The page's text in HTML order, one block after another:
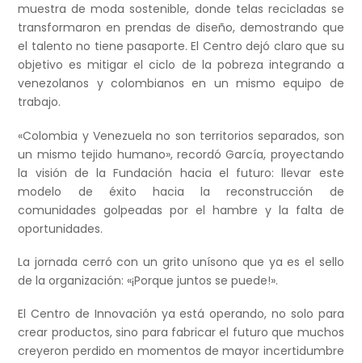
muestra de moda sostenible, donde telas recicladas se
transformaron en prendas de diseño, demostrando que
el talento no tiene pasaporte. El Centro dejó claro que su
objetivo es mitigar el ciclo de la pobreza integrando a
venezolanos y colombianos en un mismo equipo de
trabajo.
«Colombia y Venezuela no son territorios separados, son
un mismo tejido humano», recordó García, proyectando
la visión de la Fundación hacia el futuro: llevar este
modelo de éxito hacia la reconstrucción de
comunidades golpeadas por el hambre y la falta de
oportunidades.
La jornada cerró con un grito unísono que ya es el sello
de la organización: «¡Porque juntos se puede!».
El Centro de Innovación ya está operando, no solo para
crear productos, sino para fabricar el futuro que muchos
creyeron perdido en momentos de mayor incertidumbre